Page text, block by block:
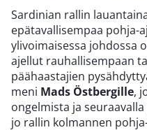
Sardinian rallin
epätavallisempaa pohja-
ylivoimaisessa johdossa
ajellut rauhallisempaan
päähaastajien
meni Mads Östbergille,
ongelmista ja
jo rallin kolmannen